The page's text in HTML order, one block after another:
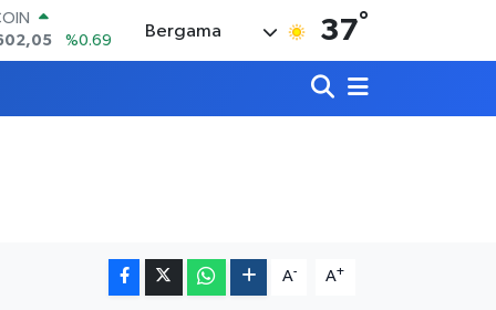
%0.69
Bergama 37°
A- A+